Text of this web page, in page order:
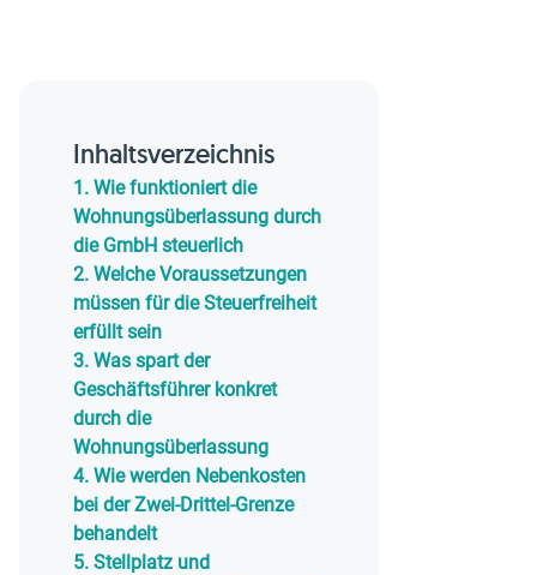
Inhaltsverzeichnis
1. Wie funktioniert die
Wohnungsüberlassung durch
die GmbH steuerlich
2. Welche Voraussetzungen
müssen für die Steuerfreiheit
erfüllt sein
3. Was spart der
Geschäftsführer konkret
durch die
Wohnungsüberlassung
4. Wie werden Nebenkosten
bei der Zwei-Drittel-Grenze
behandelt
5. Stellplatz und